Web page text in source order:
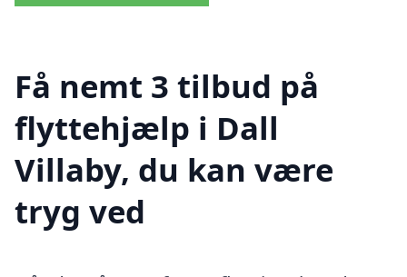
Få nemt 3 tilbud på
flyttehjælp i Dall
Villaby, du kan være
tryg ved